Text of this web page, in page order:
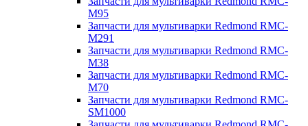
M95
Запчасти для мультиварки Redmond RMC-
M291
Запчасти для мультиварки Redmond RMC-
M38
Запчасти для мультиварки Redmond RMC-
M70
Запчасти для мультиварки Redmond RMC-
SM1000